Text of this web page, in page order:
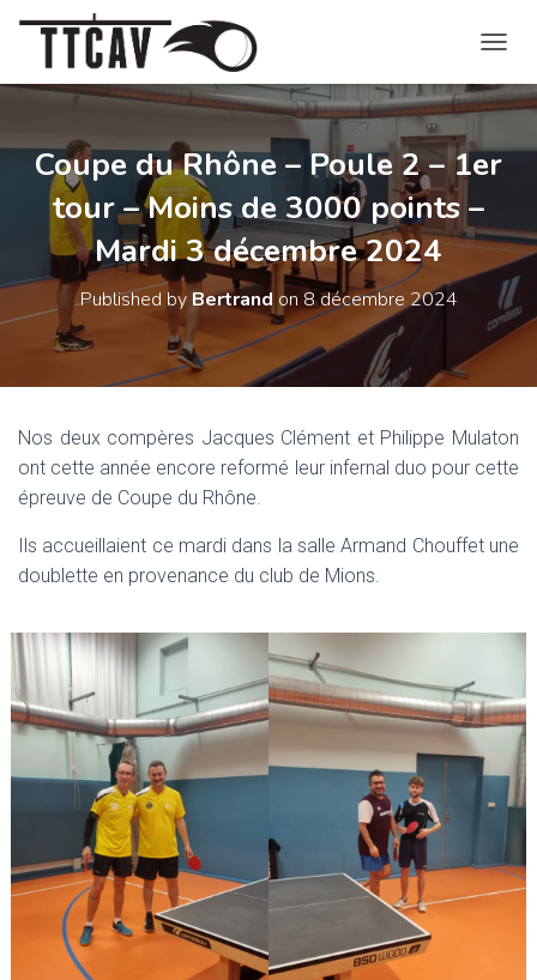
U
V
I
R
E
R
M
E
R
V
I
T
Coupe du Rhône – Poule 2 – 1er
tour – Moins de 3000 points –
Mardi 3 décembre 2024
Published by Bertrand on 8 décembre 2024
Nos deux compères Jacques Clément et Philippe Mulaton
ont cette année encore reformé leur infernal duo pour cette
épreuve de Coupe du Rhône.
Ils accueillaient ce mardi dans la salle Armand Chouffet une
doublette en provenance du club de Mions.